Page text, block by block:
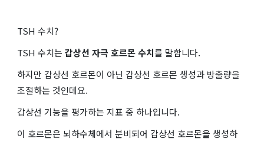
TSH 수치?
TSH 수치는 갑상선 자극 호르몬 수치를 말합니다.
하지만 갑상선 호르몬이 아닌 갑상선 호르몬 생성과 방출량을
조절하는 것인데요.
갑상선 기능을 평가하는 지표 중 하나입니다.
이 호르몬은 뇌하수체에서 분비되어 갑상선 호르몬을 생성하